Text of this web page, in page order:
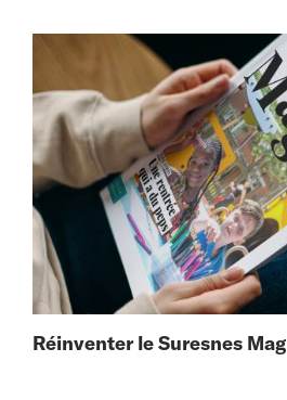
Réinventer le Suresnes Mag